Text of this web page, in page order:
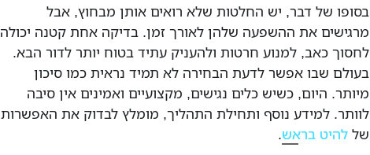
בסופו של דבר, יש החלטות שלא רואים אותן מבחוץ, אבל
מרגישים את ההשפעה שלהן לאורך זמן. בדיקה אחת קטנה יכולה
לחסוך כאב, למנוע חרטות ולהעניק עתיד בטוח יותר לדור הבא.
בעולם שבו אפשר לדעת הבחירה לא תמיד נראית כמו סיכון
מיותר. היום, כשיש כלים נגישים, מקצועיים ואמינים אין סיבה
לוותר. למידע נוסף ותחילת התהליך, מומלץ לבדוק את האפשרות
שללהיט בראש.